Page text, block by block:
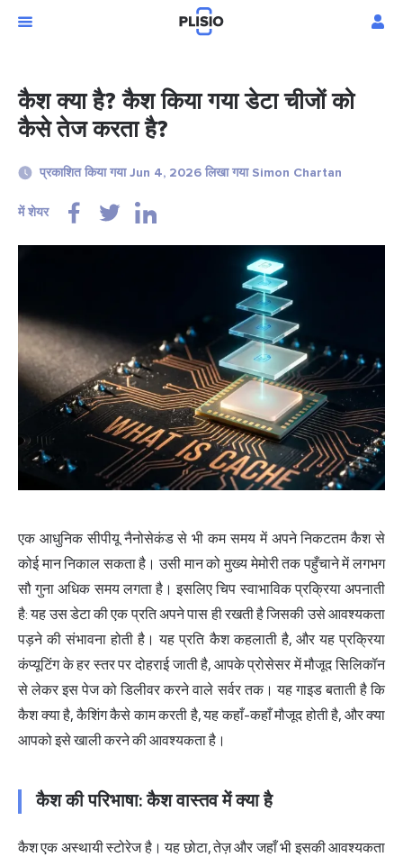
कैश क्या है? कैश किया गया डेटा चीजों को
कैसे तेज करता है?
प्रकाशित किया गया Jun 4, 2026 लिखा गया Simon Chartan
में शेयर
एक आधुनिक सीपीयू नैनोसेकंड से भी कम समय में अपने निकटतम कैश से
कोई मान निकाल सकता है। उसी मान को मुख्य मेमोरी तक पहुँचाने में लगभग
सौ गुना अधिक समय लगता है। इसलिए चिप स्वाभाविक प्रक्रिया अपनाती
है: यह उस डेटा की एक प्रति अपने पास ही रखती है जिसकी उसे आवश्यकता
पड़ने की संभावना होती है। यह प्रति कैश कहलाती है, और यह प्रक्रिया
कंप्यूटिंग के हर स्तर पर दोहराई जाती है, आपके प्रोसेसर में मौजूद सिलिकॉन
से लेकर इस पेज को डिलीवर करने वाले सर्वर तक। यह गाइड बताती है कि
कैश क्या है, कैशिंग कैसे काम करती है, यह कहाँ-कहाँ मौजूद होती है, और क्या
आपको इसे खाली करने की आवश्यकता है।
कैश की परिभाषा: कैश वास्तव में क्या है
कैश एक अस्थायी स्टोरेज है। यह छोटा, तेज़ और जहाँ भी इसकी आवश्यकता